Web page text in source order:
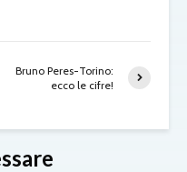
Bruno Peres-Torino:
ecco le cifre!